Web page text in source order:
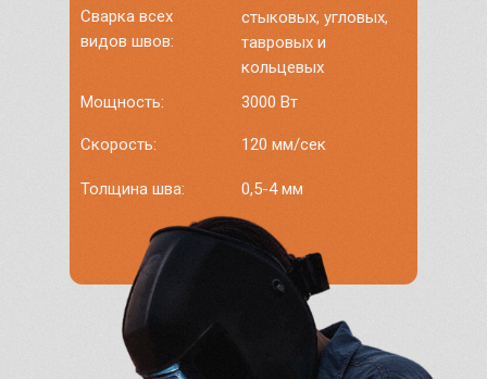
Сварка всех
видов швов:
Мощность:
Скорость:
Толщина шва:
стыковых, угловых,
тавровых и
кольцевых
3000 Вт
120 мм/сек
0,5-4 мм
Наши
сварочные
работы